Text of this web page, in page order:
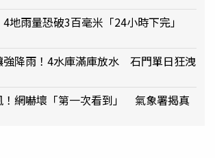
4地雨量恐破3百毫米「24小時下完」
強降雨！4水庫滿庫放水 石門單日狂洩
！網嚇壞「第一次看到」 氣象署揭真